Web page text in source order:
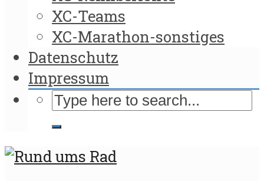
XC-Teams
XC-Marathon-sonstiges
Datenschutz
Impressum